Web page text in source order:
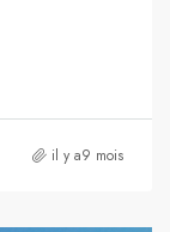
il y a9 mois